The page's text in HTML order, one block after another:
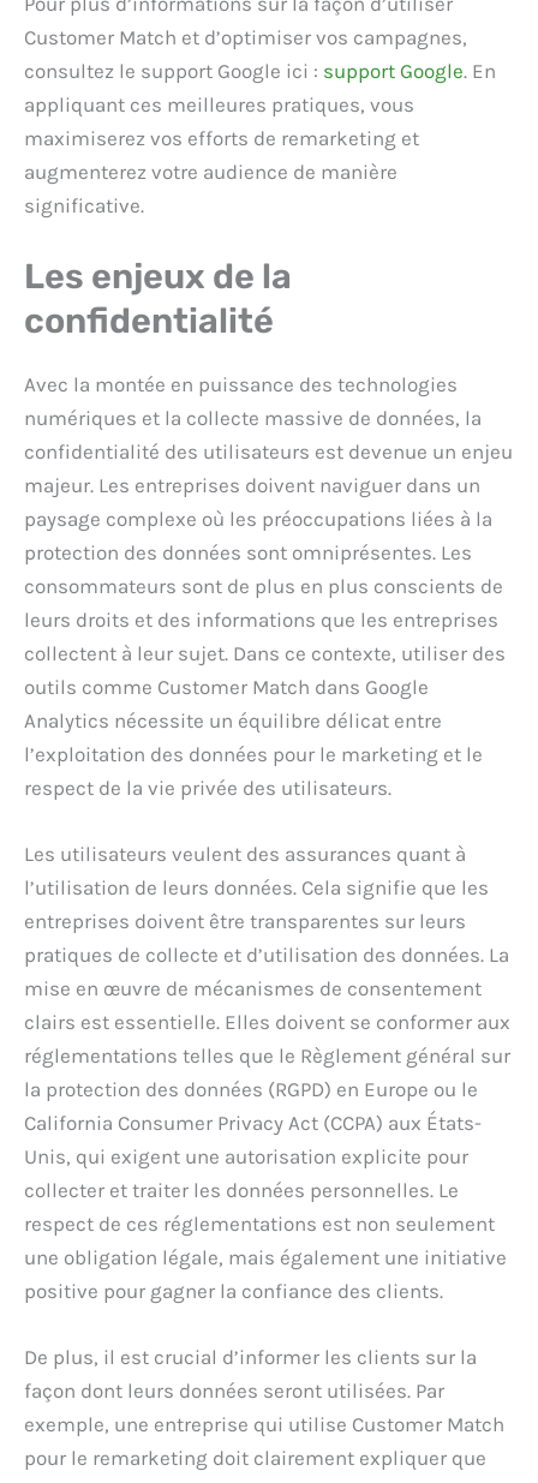
Customer Match et d’optimiser vos campagnes,
consultez le support Google ici : support Google. En
appliquant ces meilleures pratiques, vous
maximiserez vos efforts de remarketing et
augmenterez votre audience de manière
significative.
Les enjeux de la
confidentialité
Avec la montée en puissance des technologies
numériques et la collecte massive de données, la
confidentialité des utilisateurs est devenue un enjeu
majeur. Les entreprises doivent naviguer dans un
paysage complexe où les préoccupations liées à la
protection des données sont omniprésentes. Les
consommateurs sont de plus en plus conscients de
leurs droits et des informations que les entreprises
collectent à leur sujet. Dans ce contexte, utiliser des
outils comme Customer Match dans Google
Analytics nécessite un équilibre délicat entre
l’exploitation des données pour le marketing et le
respect de la vie privée des utilisateurs.
Les utilisateurs veulent des assurances quant à
l’utilisation de leurs données. Cela signifie que les
entreprises doivent être transparentes sur leurs
pratiques de collecte et d’utilisation des données. La
mise en œuvre de mécanismes de consentement
clairs est essentielle. Elles doivent se conformer aux
réglementations telles que le Règlement général sur
la protection des données (RGPD) en Europe ou le
California Consumer Privacy Act (CCPA) aux États-
Unis, qui exigent une autorisation explicite pour
collecter et traiter les données personnelles. Le
respect de ces réglementations est non seulement
une obligation légale, mais également une initiative
positive pour gagner la confiance des clients.
De plus, il est crucial d’informer les clients sur la
façon dont leurs données seront utilisées. Par
exemple, une entreprise qui utilise Customer Match
pour le remarketing doit clairement expliquer que